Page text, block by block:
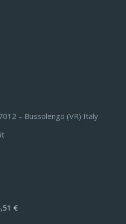
– Bussolengo (VR) Italy
€